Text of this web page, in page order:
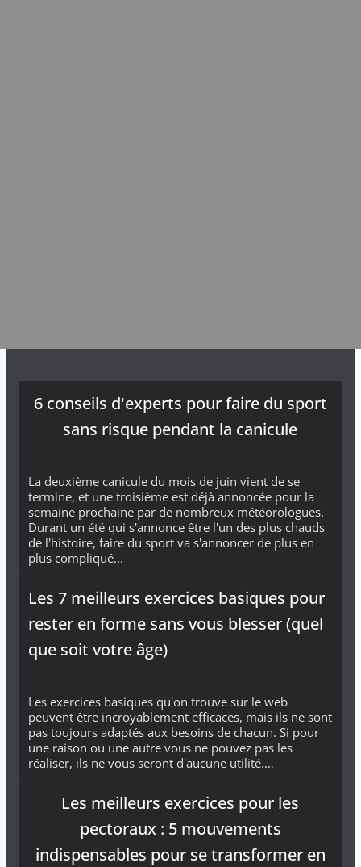
6 conseils d'experts pour faire du sport
sans risque pendant la canicule
La deuxième canicule du mois de juin vient de se
termine, et une troisième est déjà annoncée pour la
semaine prochaine par de nombreux météorologues.
Durant un été qui s'annonce être l'un des plus chauds
de l'histoire, faire du sport va s'annoncer de plus en
plus compliqué...
Les 7 meilleurs exercices basiques pour
rester en forme sans vous blesser (quel
que soit votre âge)
Les exercices basiques qu'on trouve sur le web
peuvent être incroyablement efficaces, mais ils ne sont
pas toujours adaptés aux besoins de chacun. Si pour
une raison ou une autre vous ne pouvez pas les
réaliser, ils ne vous seront d'aucune utilité.…
Les meilleurs exercices pour les
pectoraux : 5 mouvements
indispensables pour se transformer en